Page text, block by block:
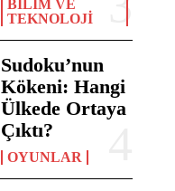
BILIM VE
TEKNOLOJI
Sudoku’nun
Kökeni: Hangi
Ülkede Ortaya
Çıktı?
OYUNLAR